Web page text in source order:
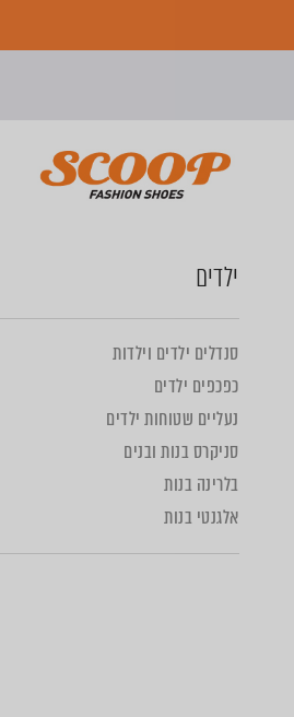
ילדים
סנדלים ילדים וילדות
כפכפים ילדים
נעליים שטוחות ילדים
סניקרס בנות ובנים
בלרינה בנות
אלגנטי בנות